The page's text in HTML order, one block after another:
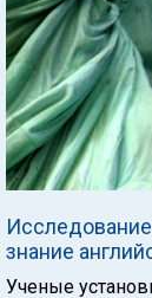
знание
Ученые